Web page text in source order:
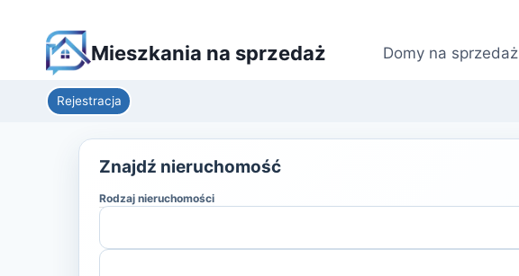
Mieszkania na sprzedaż Domy na sprzedaż
Rejestracja
Znajdź nieruchomość
Rodzaj nieruchomości